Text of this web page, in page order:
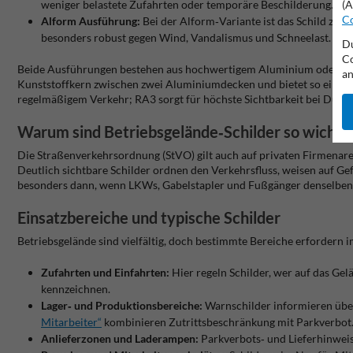
weniger belastete Zufahrten oder temporäre Beschilderung.
Alform Ausführung: Bei der Alform‑Variante ist das Schild
besonders robust gegen Wind, Vandalismus und Schneelast.
Beide Ausführungen bestehen aus hochwertigem Aluminium oder
Kunststoffkern zwischen zwei Aluminiumdecken und bietet so eine
regelmäßigem Verkehr; RA3 sorgt für höchste Sichtbarkeit bei
Warum sind Betriebsgelände‑Schilder so
Die Straßenverkehrsordnung (StVO) gilt auch auf privaten
Deutlich sichtbare Schilder ordnen den Verkehrsfluss, weisen auf
besonders dann, wenn LKWs, Gabelstapler und Fußgänger
Einsatzbereiche und typische Schilder
Betriebsgelände sind vielfältig, doch bestimmte Bereiche erfordern
Zufahrten und Einfahrten: Hier regeln Schilder, wer auf das
kennzeichnen.
Lager‑ und Produktionsbereiche: Warnschilder informieren
Mitarbeiter“ kombinieren Zutrittsbeschränkung mit Parkverbot.
Anlieferzonen und Laderampen: Parkverbots‑ und